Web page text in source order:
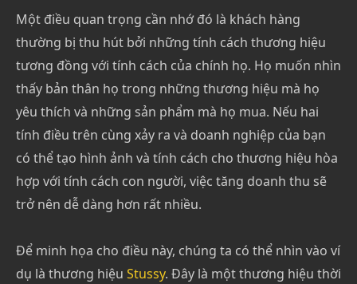
Một điều quan trọng cần nhớ đó là khách hàng
thường bị thu hút bởi những tính cách thương hiệu
tương đồng với tính cách của chính họ. Họ muốn nhìn
thấy bản thân họ trong những thương hiệu mà họ
yêu thích và những sản phẩm mà họ mua. Nếu hai
tính điều trên cùng xảy ra và doanh nghiệp của bạn
có thể tạo hình ảnh và tính cách cho thương hiệu hòa
hợp với tính cách con người, việc tăng doanh thu sẽ
trở nên dễ dàng hơn rất nhiều.
Để minh họa cho điều này, chúng ta có thể nhìn vào ví
dụ là thương hiệu Stussy. Đây là một thương hiệu thời